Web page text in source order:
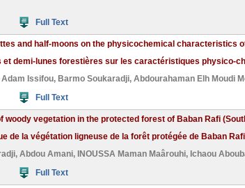
Full Text
and half-moons on the physicochemical characteristics
et demi-lunes forestières sur les caractéristiques physico-
Adam Issifou, Barmo Soukaradji, Abdourahaman Elh Moudi
Full Text
woody vegetation in the protected forest of Baban Rafi
de la végétation ligneuse de la forêt protégée de Baban
, Abdou Amani, INOUSSA Maman Maârouhi, Ichaou
Full Text